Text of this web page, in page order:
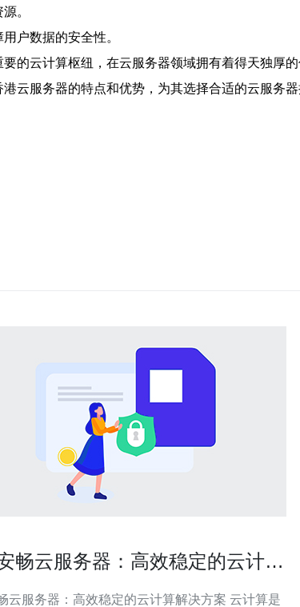
。
户数据的安全性。
的云计算枢纽，在云服务器领域拥有着得天独厚
云服务器的特点和优势，为其选择合适的云服务器
畅云服务器：高效稳定的云计算
服务器：高效稳定的云计算解决方案 云计算是